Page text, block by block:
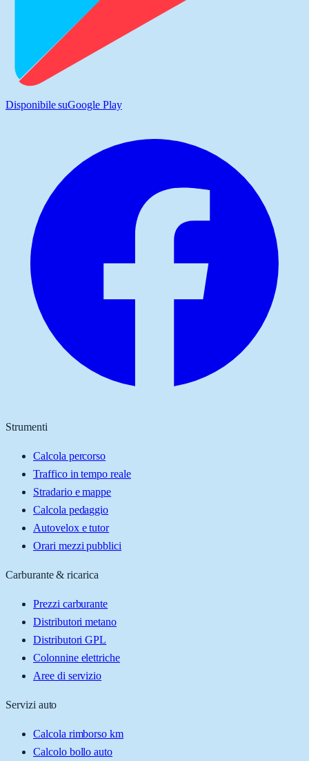
Disponibile suGoogle Play
Strumenti
Calcola percorso
Traffico in tempo reale
Stradario e mappe
Calcola pedaggio
Autovelox e tutor
Orari mezzi pubblici
Carburante & ricarica
Prezzi carburante
Distributori metano
Distributori GPL
Colonnine elettriche
Aree di servizio
Servizi auto
Calcola rimborso km
Calcolo bollo auto